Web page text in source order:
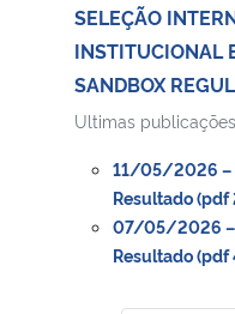
SELEÇÃO
INSTITUCIONAL
SANDBOX
Ultimas
11/05/2026 –
Resultado (pdf
07/05/2026 –
Resultado (pdf